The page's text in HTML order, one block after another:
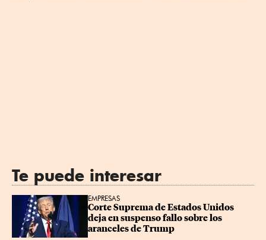
Te puede interesar
EMPRESAS
Corte Suprema de Estados Unidos
deja en suspenso fallo sobre los
aranceles de Trump